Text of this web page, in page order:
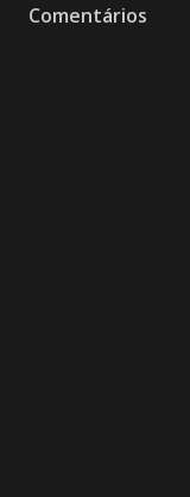
Comentários